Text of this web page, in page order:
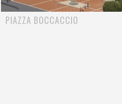
PIAZZA BOCCACCIO